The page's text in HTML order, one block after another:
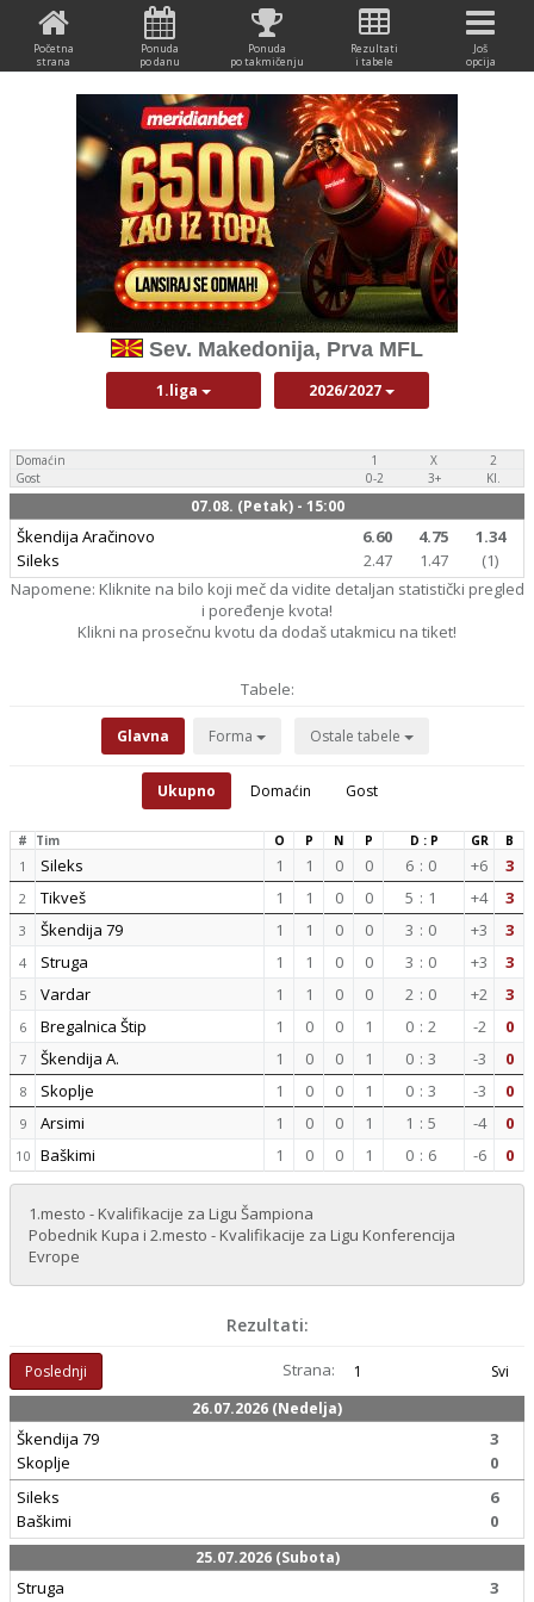
Početna
strana
Ponuda
po danu
Ponuda
po takmičenju
Rezultati
i tabele
Još
opcija
Sev. Makedonija, Prva MFL
1.liga 2026/2027
Domaćin
Gost
1 X
2
0-2
3+ Kl.
07.08. (Petak) - 15:00
Škendija Aračinovo
Sileks
6.60 4.75
1.34
2.47
1.47
(1)
Napomene: Kliknite na bilo koji meč da vidite detaljan statistički pregled
i poređenje kvota!
Klikni na prosečnu kvotu da dodaš utakmicu na tiket!
Tabele:
Glavna Forma Ostale tabele
Ukupno Domaćin Gost
# Tim O P N P D : P GR B
1 Sileks 1 1 0 0 6 : 0 +6 3
2 Tikveš 1 1 0 0 5 : 1 +4 3
3 Škendija 79 1 1 0 0 3 : 0 +3 3
4 Struga 1 1 0 0 3 : 0 +3 3
5 Vardar 1 1 0 0 2 : 0 +2 3
6 Bregalnica Štip 1 0 0 1 0 : 2 -2 0
7 Škendija A. 1 0 0 1 0 : 3 -3 0
8 Skoplje 1 0 0 1 0 : 3 -3 0
9 Arsimi 1 0 0 1 1 : 5 -4 0
10 Baškimi 1 0 0 1 0 : 6 -6 0
1.mesto - Kvalifikacije za Ligu Šampiona
Pobednik Kupa i 2.mesto - Kvalifikacije za Ligu Konferencija
Evrope
Rezultati:
Poslednji Strana: 1
Svi
26.07.2026 (Nedelja)
Škendija 79
Skoplje
3
0
Sileks
Baškimi
6
0
25.07.2026 (Subota)
Struga
3